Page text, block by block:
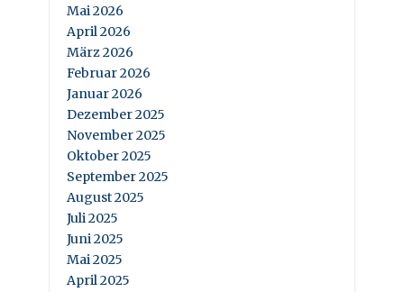
Mai 2026
April 2026
März 2026
Februar 2026
Januar 2026
Dezember 2025
November 2025
Oktober 2025
September 2025
August 2025
Juli 2025
Juni 2025
Mai 2025
April 2025